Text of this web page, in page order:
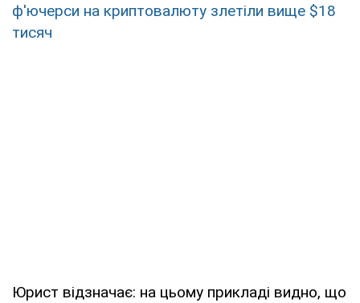
ф'ючерси на криптовалюту злетіли вище $18
тисяч
Юрист відзначає: на цьому прикладі видно, що